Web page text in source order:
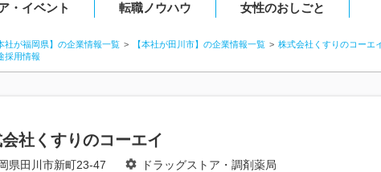
・イベント 転職ノウハウ 女性のおしごと
社が福岡県】の企業情報一覧 【本社が田川市】の企業情報一覧
株式会社くすりのコーエ
採用情報
社くすりのコーエイ
県田川市新町23-47
ドラッグストア・調剤薬局